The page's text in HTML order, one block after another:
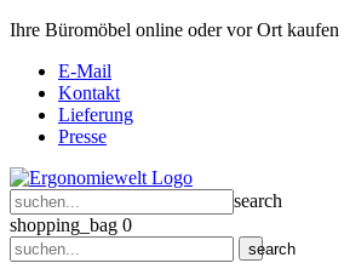
Ihre Büromöbel online oder vor Ort kaufen
E-Mail
Kontakt
Lieferung
Presse
search
shopping_bag 0
search